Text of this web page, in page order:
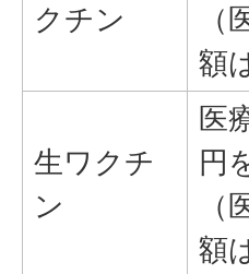
クチン
額
生ワクチ
ン
医
円
額